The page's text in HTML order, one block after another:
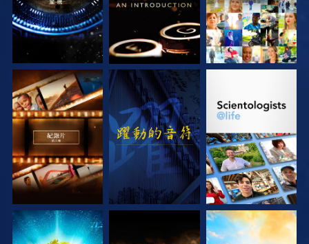
探索系列節目 觀看 探索系列節目